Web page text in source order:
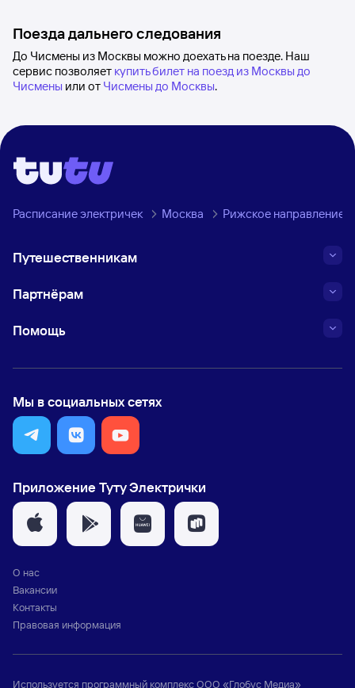
Поезда дальнего следования
До Чисмены из Москвы можно доехать на поезде. Наш
сервис позволяет купить билет на поезд из Москвы до
Чисмены или от Чисмены до Москвы.
Расписание электричек Москва Рижское направление
Путешественникам
Партнёрам
Помощь
Мы в социальных сетях
Приложение Туту Электрички
О нас
Вакансии
Контакты
Правовая информация
Используется программный комплексООО «Глобус Медиа»